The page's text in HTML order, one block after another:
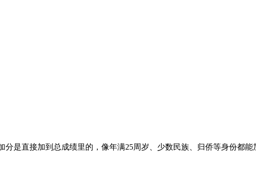
直接加到总成绩里的，像年满25周岁、少数民族、归侨等身份都能